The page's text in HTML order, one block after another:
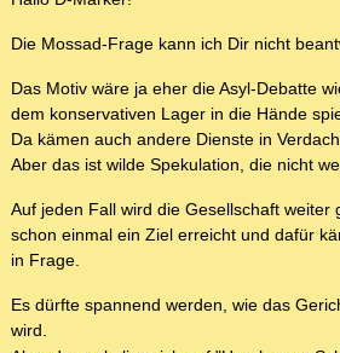
Die Mossad-Frage kann ich Dir nicht
Das Motiv wäre ja eher die Asyl-Debatte
dem konservativen Lager in die Hände
Da kämen auch andere Dienste in
Aber das ist wilde Spekulation, die nicht
Auf jeden Fall wird die Gesellschaft weiter
schon einmal ein Ziel erreicht und dafür
in Frage.
Es dürfte spannend werden, wie das
wird.